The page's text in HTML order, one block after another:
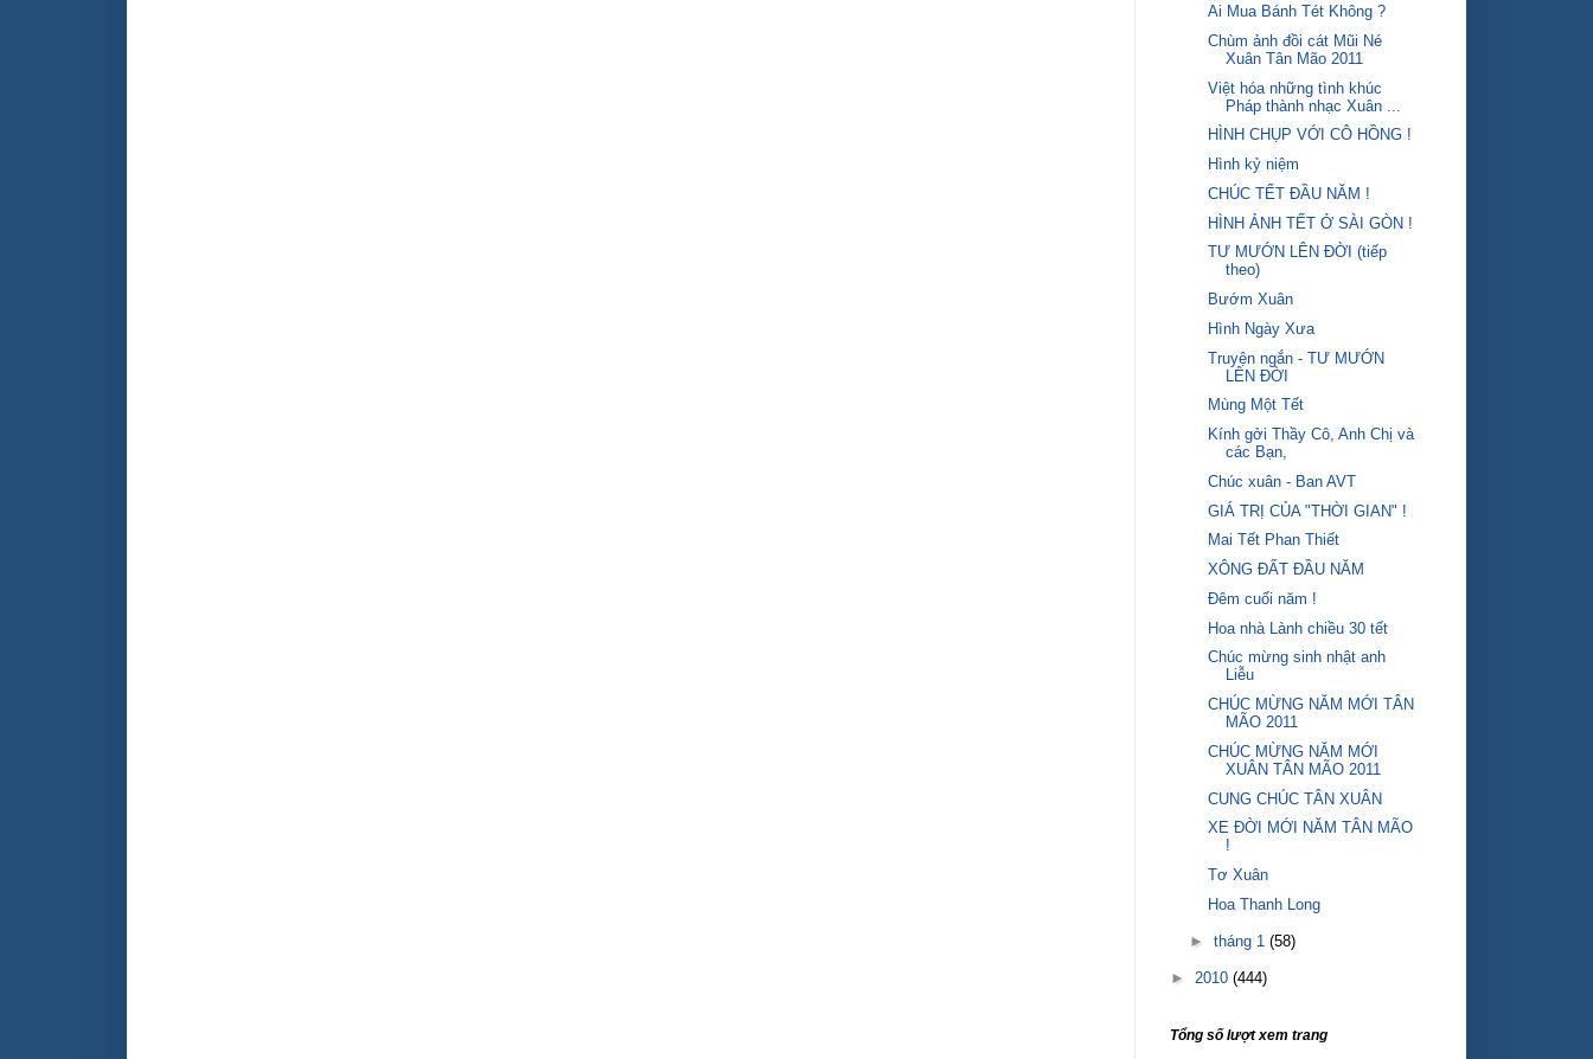
Ai Mua Bánh Tét Không ?
Chùm ảnh đồi cát Mũi Né
Xuân Tân Mão 2011
Việt hóa những tình khúc
Pháp thành nhạc Xuân ...
HÌNH CHỤP VỚI CÔ HỒNG !
Hình kỷ niệm
CHÚC TẾT ĐẦU NĂM !
HÌNH ẢNH TẾT Ở SÀI GÒN !
TƯ MƯỚN LÊN ĐỜI (tiếp
theo)
Bướm Xuân
Hình Ngày Xưa
Truyện ngắn - TƯ MƯỚN
LÊN ĐỜI
Mùng Một Tết
Kính gởi Thầy Cô, Anh Chị và
các Bạn,
Chúc xuân - Ban AVT
GIÁ TRỊ CỦA "THỜI GIAN" !
Mai Tết Phan Thiết
XÔNG ĐẤT ĐẦU NĂM
Đêm cuối năm !
Hoa nhà Lành chiều 30 tết
Chúc mừng sinh nhật anh
Liễu
CHÚC MỪNG NĂM MỚI TÂN
MÃO 2011
CHÚC MỪNG NĂM MỚI
XUÂN TÂN MÃO 2011
CUNG CHÚC TÂN XUÂN
XE ĐỜI MỚI NĂM TÂN MÃO
!
Tơ Xuân
Hoa Thanh Long
► tháng 1 (58)
► 2010 (444)
Tổng số lượt xem trang